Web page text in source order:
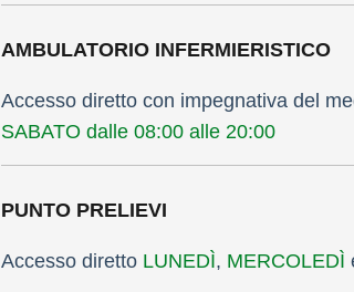
AMBULATORIO INFERMIERISTICO
Accesso diretto con impegnativa del
SABATO dalle 08:00 alle 20:00
PUNTO PRELIEVI
Accesso diretto LUNEDÌ, MERCOLEDÌ